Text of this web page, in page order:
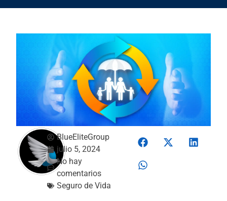
BlueEliteGroup
julio 5, 2024
No hay
comentarios
Seguro de Vida